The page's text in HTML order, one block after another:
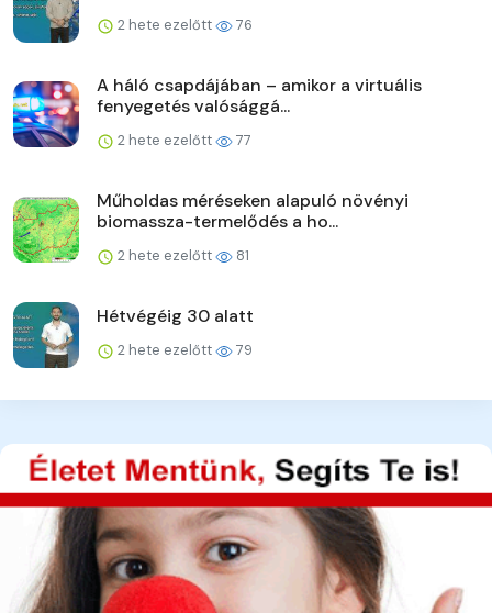
2 hete ezelőtt 76
A háló csapdájában – amikor a virtuális
fenyegetés valósággá...
2 hete ezelőtt 77
Műholdas méréseken alapuló növényi
biomassza-termelődés a ho...
2 hete ezelőtt 81
Hétvégéig 30 alatt
2 hete ezelőtt 79